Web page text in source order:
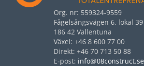
Org. nr: 559324-9559
Fågelsångsvägen 6, lokal 39
186 42 Vallentuna
Växel: +46 8 600 77 00
Direkt: +46 70 713 50 88
E‑post: info@08construct.se